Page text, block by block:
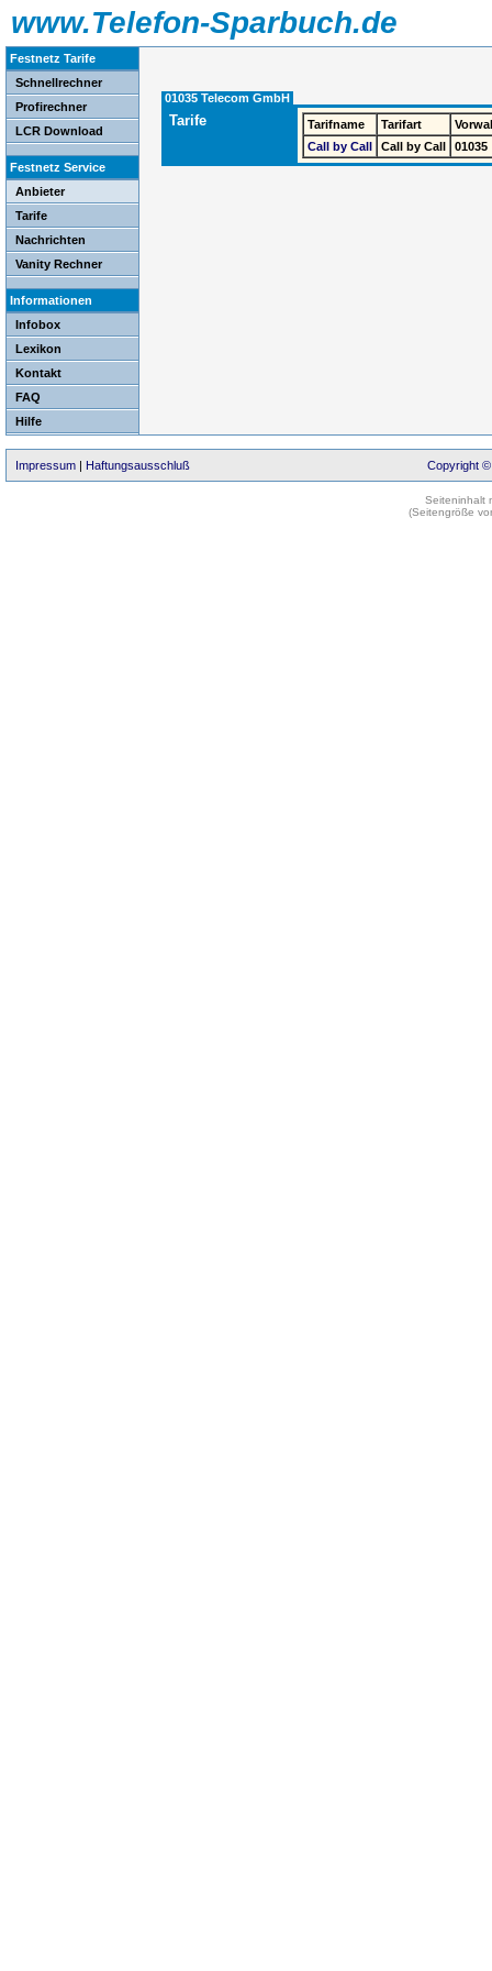
www.Telefon-Sparbuch.de
Festnetz Tarife
Schnellrechner
Profirechner
LCR Download
Festnetz Service
Anbieter
Tarife
Nachrichten
Vanity Rechner
Informationen
Infobox
Lexikon
Kontakt
FAQ
Hilfe
01035 Telecom GmbH
Tarife Tarifname Tarifart
Call by Call
Call by Call 01035
Impressum | Haftungsausschluß Copyright ©
Seiteninhalt
(Seitengröße